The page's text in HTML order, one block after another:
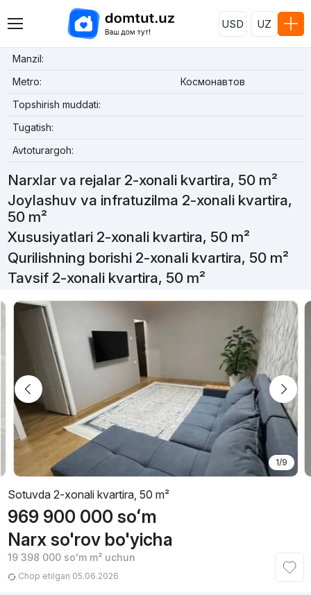
USD UZ
Manzil:
Metro:
Космонавтов
Topshirish muddati:
Tugatish:
Avtoturargoh:
Narxlar va rejalar 2-xonali kvartira, 50 m²
Joylashuv va infratuzilma 2-xonali kvartira,
50 m²
Xususiyatlari 2-xonali kvartira, 50 m²
Qurilishning borishi 2-xonali kvartira, 50 m²
Tavsif 2-xonali kvartira, 50 m²
1/9
Sotuvda 2-xonali kvartira, 50 m²
969 900 000 soʻm
Narx so'rov bo'yicha
19 398 000 soʻmm² uchun
Chop etilgan 05.06.2026